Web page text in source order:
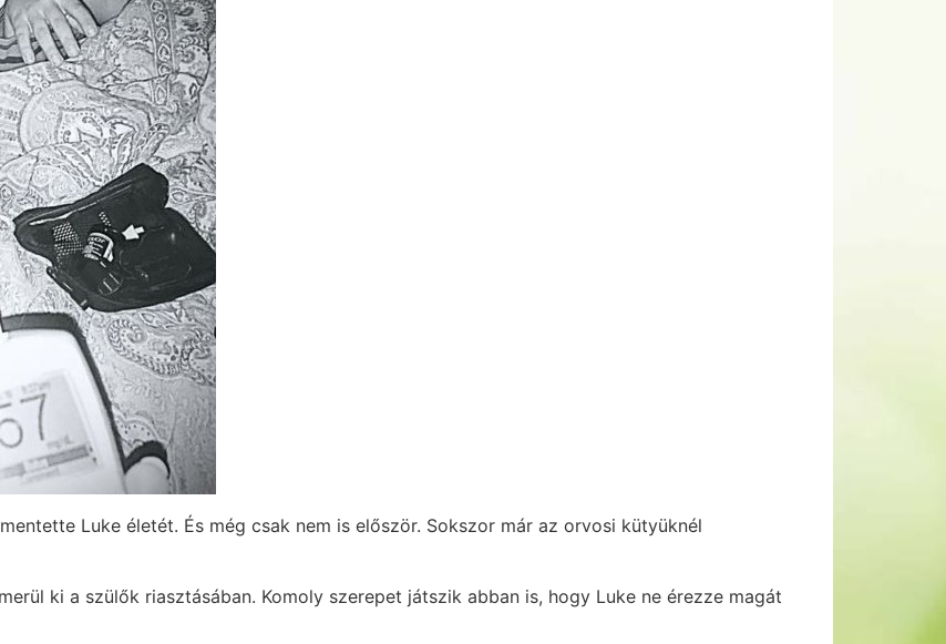
Luke életét. És még csak nem is először. Sokszor már az orvosi kütyüknél
ki a szülők riasztásában. Komoly szerepet játszik abban is, hogy Luke ne érezze magát